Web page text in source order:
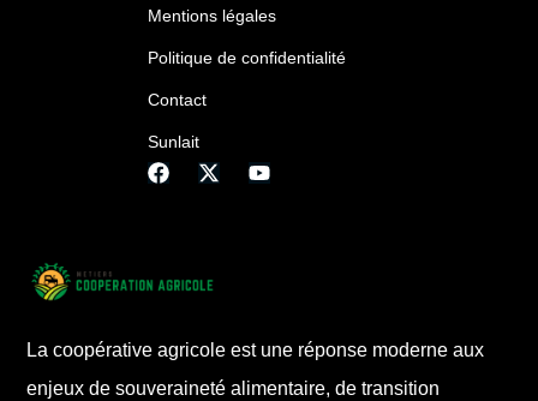
La coopérative agricole est une réponse moderne aux
enjeux de souveraineté alimentaire, de transition
Mentions légales
Politique de confidentialité
Contact
Sunlait